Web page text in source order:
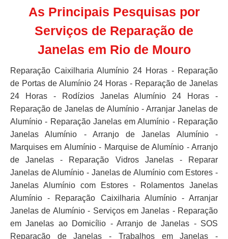
As Principais Pesquisas por
Serviços de Reparação de
Janelas em Rio de Mouro
Reparação Caixilharia Alumínio 24 Horas - Reparação
de Portas de Alumínio 24 Horas - Reparação de Janelas
24 Horas - Rodízios Janelas Alumínio 24 Horas -
Reparação de Janelas de Alumínio - Arranjar Janelas de
Alumínio - Reparação Janelas em Alumínio - Reparação
Janelas Alumínio - Arranjo de Janelas Alumínio -
Marquises em Alumínio - Marquise de Alumínio - Arranjo
de Janelas - Reparação Vidros Janelas - Reparar
Janelas de Alumínio - Janelas de Alumínio com Estores -
Janelas Alumínio com Estores - Rolamentos Janelas
Alumínio - Reparação Caixilharia Alumínio - Arranjar
Janelas de Alumínio - Serviços em Janelas - Reparação
em Janelas ao Domicílio - Arranjo de Janelas - SOS
Reparação de Janelas - Trabalhos em Janelas -